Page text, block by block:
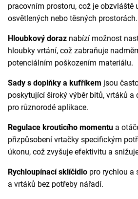
pracovním prostoru, což je obzvláště
osvětlených nebo těsných prostorách.
Hloubkový doraz nabízí možnost
hloubky vrtání, což zabraňuje
potenciálním poškozením materiálu.
Sady s doplňky a kufříkem jsou
poskytující široký výběr bitů, vrtáků a
pro různorodé aplikace.
Regulace krouticího momentu a
přizpůsobení vrtačky specifickým
úkonu, což zvyšuje efektivitu a
Rychloupínací sklíčidlo pro rychlou a
a vrtáků bez potřeby nářadí.